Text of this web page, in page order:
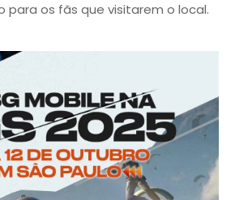
os fãs que visitarem o local.